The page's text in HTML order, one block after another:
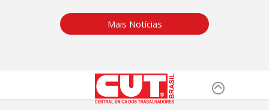
Mais Notícias